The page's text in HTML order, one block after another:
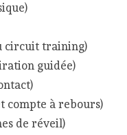
circuit training)
guidée)
compte à rebours)
de réveil)